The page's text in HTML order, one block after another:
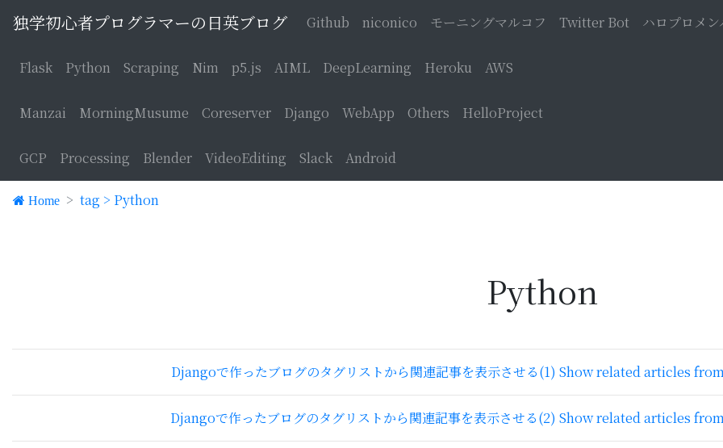
独学初心者プログラマーの日英ブログ Github niconico モーニングマルコフ Twitter Bot ハロプロメ
Flask Python Scraping Nim p5.js AIML DeepLearning Heroku AWS
Manzai MorningMusume Coreserver Django WebApp Others HelloProject
GCP Processing Blender VideoEditing Slack Android
Home tag > Python
Python
Djangoで作ったブログのタグリストから関連記事を表示させる(1) Show related articles
Djangoで作ったブログのタグリストから関連記事を表示させる(2) Show related articles